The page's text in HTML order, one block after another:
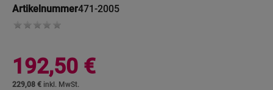
Artikelnummer471-2005
229,08 €
192,50 €